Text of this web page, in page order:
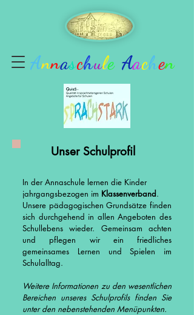
Aachen
Annaschule
Unser Schulprofil
In der Annaschule lernen die Kinder
jahrgangsbezogen im Klassenverband.
Unsere pädagogischen Grundsätze finden
sich durchgehend in allen Angeboten des
Schullebens wieder. Gemeinsam achten
und pflegen wir ein friedliches
gemeinsames Lernen und Spielen im
Schulalltag.
Weitere Informationen zu den wesentlichen
Bereichen unseres Schulprofils finden Sie
unter den nebenstehenden Menüpunkten.